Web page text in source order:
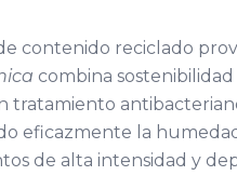
contenido reciclado
combina
tratamiento
eficazmente la
de alta intensidad y